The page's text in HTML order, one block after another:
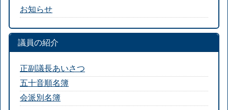
お知らせ
議員の紹介
正副議長あいさつ
五十音順名簿
会派別名簿